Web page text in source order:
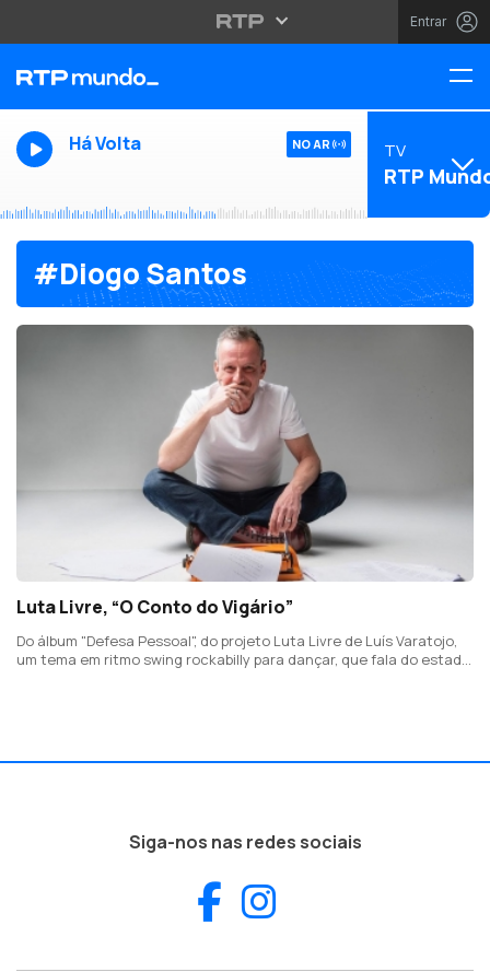
Entrar
Há Volta NO AR TV
RTP
#Diogo Santos
Luta Livre, “O Conto do Vigário”
Do álbum "Defesa Pessoal", do projeto Luta Livre de Luís Varatojo,
um tema em ritmo swing rockabilly para dançar, que fala do estado
Siga-nos nas redes sociais
Facebook